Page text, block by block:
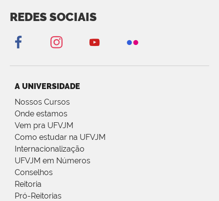
REDES SOCIAIS
A UNIVERSIDADE
Nossos Cursos
Onde estamos
Vem pra UFVJM
Como estudar na UFVJM
Internacionalização
UFVJM em Números
Conselhos
Reitoria
Pró-Reitorias